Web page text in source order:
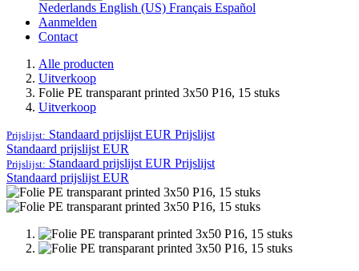
Nederlands English (US) Français Español
Aanmelden
Contact
Alle producten
Uitverkoop
Folie PE transparant printed 3x50 P16, 15 stuks
Uitverkoop
Prijslijst: Standaard prijslijst EUR Prijslijst
Standaard prijslijst EUR
Prijslijst: Standaard prijslijst EUR Prijslijst
Standaard prijslijst EUR